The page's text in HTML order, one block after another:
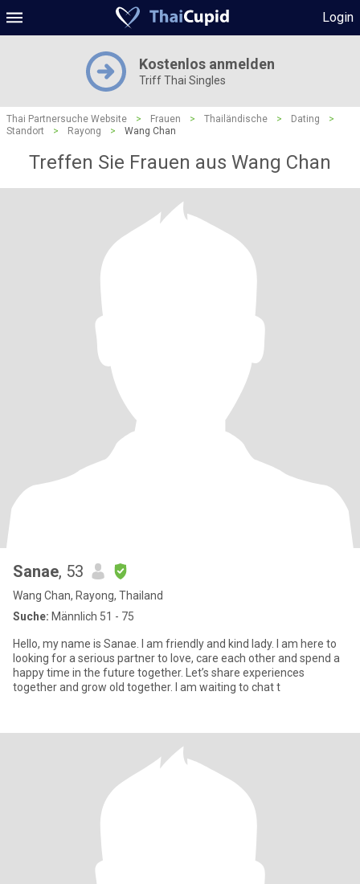
Login
Kostenlos anmelden
Triff Thai Singles
Thai Partnersuche Website > Frauen > Thailändische > Dating
>
Standort
> Rayong > Wang Chan
Treffen Sie Frauen aus Wang Chan
Sanae, 53
Wang Chan, Rayong, Thailand
Suche: Männlich 51 - 75
Hello, my name is Sanae. I am friendly and kind lady. I am here to
looking for a serious partner to love, care each other and spend a
happy time in the future together. Let’s share experiences
together and grow old together. I am waiting to chat t